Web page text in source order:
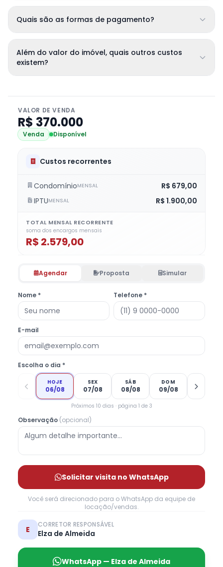
Quais são as formas de pagamento?
Além do valor do imóvel, quais outros custos
existem?
VALOR DE VENDA
R$ 370.000
Venda Disponível
Custos recorrentes
CondomínioMENSAL
R$ 679,00
IPTUMENSAL R$ 1.900,00
TOTAL MENSAL RECORRENTE
soma dos encargos mensais
R$ 2.579,00
Agendar Proposta Simular
Nome * Telefone *
E-mail
Escolha o dia *
HOJE
06/08
SEX
07/08
SÁB
08/08
DOM
09/08
Próximos 10 dias · página 1 de 3
Observação (opcional)
Solicitar visita no WhatsApp
Você será direcionado para o WhatsApp da equipe de
locação/vendas.
E
CORRETOR RESPONSÁVEL
Elza de Almeida
WhatsApp — Elza de Almeida